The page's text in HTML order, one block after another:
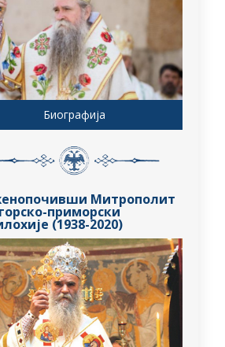
Биографија
Митрополит
приморски
(1938-2020)